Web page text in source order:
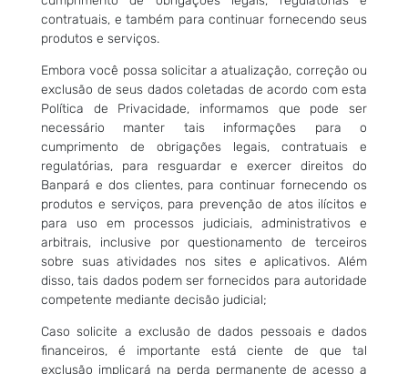
contratuais, e também para continuar fornecendo seus
produtos e serviços.
Embora você possa solicitar a atualização, correção ou
exclusão de seus dados coletadas de acordo com esta
Política de Privacidade, informamos que pode ser
necessário manter tais informações para o
cumprimento de obrigações legais, contratuais e
regulatórias, para resguardar e exercer direitos do
Banpará e dos clientes, para continuar fornecendo os
produtos e serviços, para prevenção de atos ilícitos e
para uso em processos judiciais, administrativos e
arbitrais, inclusive por questionamento de terceiros
sobre suas atividades nos sites e aplicativos. Além
disso, tais dados podem ser fornecidos para autoridade
competente mediante decisão judicial;
Caso solicite a exclusão de dados pessoais e dados
financeiros, é importante está ciente de que tal
exclusão implicará na perda permanente de acesso a